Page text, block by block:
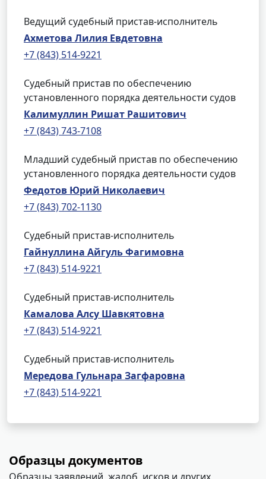
Ведущий судебный пристав-исполнитель
Ахметова Лилия Евдетовна
+7 (843) 514-9221
Судебный пристав по обеспечению
установленного порядка деятельности судов
Калимуллин Ришат Рашитович
+7 (843) 743-7108
Младший судебный пристав по обеспечению
установленного порядка деятельности судов
Федотов Юрий Николаевич
+7 (843) 702-1130
Судебный пристав-исполнитель
Гайнуллина Айгуль Фагимовна
+7 (843) 514-9221
Судебный пристав-исполнитель
Камалова Алсу Шавкятовна
+7 (843) 514-9221
Судебный пристав-исполнитель
Мередова Гульнара Загфаровна
+7 (843) 514-9221
Образцы документов